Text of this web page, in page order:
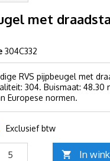
met
304C332
RVS pijpbeugel met
304. Buismaat: 48.30
Europese normen.
Exclusief btw
 In